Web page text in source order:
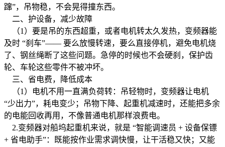
蹿”，吊物稳，不会晃得撞东西。
二、护设备，减少故障
（1）要是吊的东西超重，或者电机转太久发热，变频器能
及时 “刹车”—— 要么放慢转速，要么直接停机，避免电机烧
了、钢丝绳断了这些问题。急停的时候也不会硬刹，保护齿
轮、车轮这些零件不被冲坏。
三、省电费，降低成本
（1）电机不用一直满负荷转：吊轻物时，变频器让电机
“少出力”，耗电变少；吊物下降、起重机减速时，还能把多余
的电能回收再用，不像普通电机那样浪费电。
2.变频器对船坞起重机来说，就是 “智能调速员 + 设备保镖
+ 省电助手”：既能按作业需求调快慢，让干活稳又快；又能